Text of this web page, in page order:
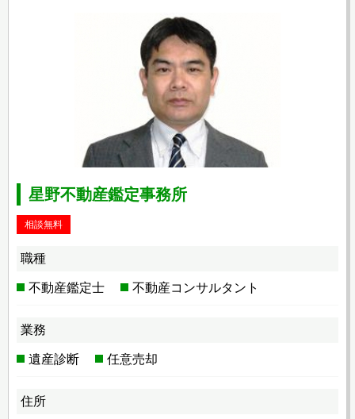
星野不動産鑑定事務所
相談無料
職種
不動産鑑定士 不動産コンサルタント
業務
遺産診断 任意売却
住所